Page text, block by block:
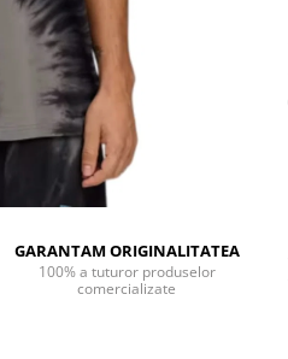
GARANTAM ORIGINALITATEA
100% a tuturor produselor
comercializate